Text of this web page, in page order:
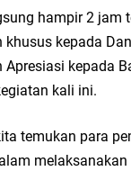
hampir 2 jam
kepada
kepada
kali ini.
temukan para
melaksanakan